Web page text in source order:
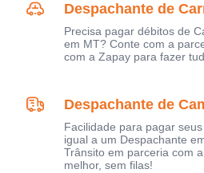
Despachante de
Precisa pagar débitos de
em MT? Conte com a
com a Zapay para fazer
Despachante de
Facilidade para pagar
igual a um Despachante
Trânsito em parceria com
melhor, sem filas!